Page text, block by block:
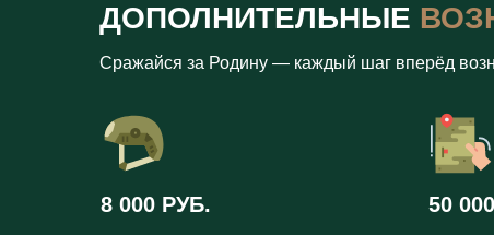
ДОПОЛНИТЕЛЬНЫЕ
Сражайся за Родину — каждый шаг вперёд
8 000 РУБ. 50